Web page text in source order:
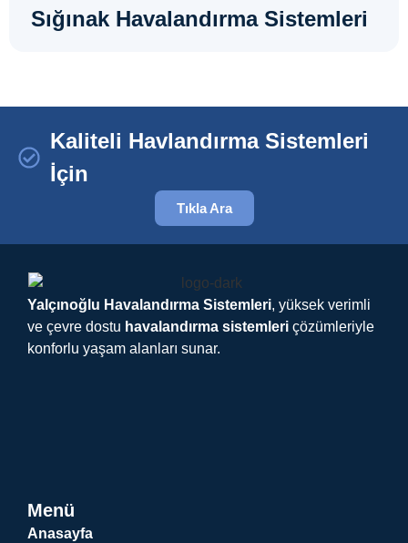
Sığınak Havalandırma Sistemleri
Kaliteli Havlandırma Sistemleri
İçin
Tıkla Ara
Yalçınoğlu Havalandırma Sistemleri, yüksek verimli
ve çevre dostu havalandırma sistemleri çözümleriyle
konforlu yaşam alanları sunar.
Menü
Anasayfa